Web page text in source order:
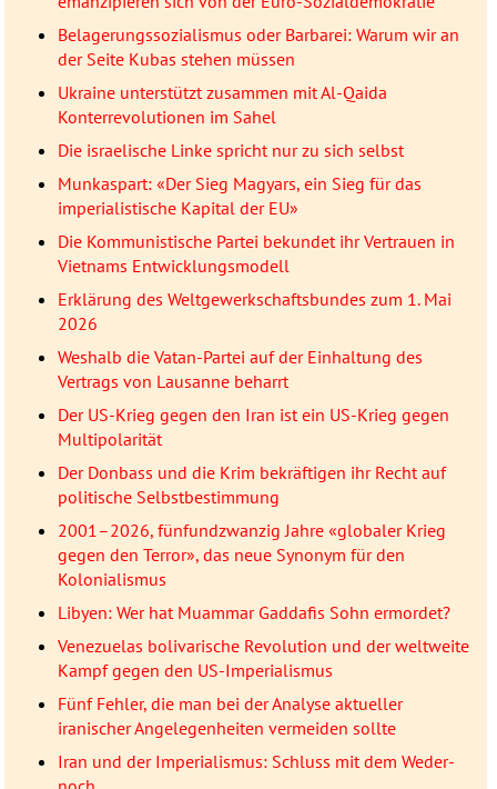
Belagerungssozialismus oder Barbarei: Warum wir an
der Seite Kubas stehen müssen
Ukraine unterstützt zusammen mit Al-Qaida
Konterrevolutionen im Sahel
Die israelische Linke spricht nur zu sich selbst
Munkaspart: «Der Sieg Magyars, ein Sieg für das
imperialistische Kapital der EU»
Die Kommunistische Partei bekundet ihr Vertrauen in
Vietnams Entwicklungsmodell
Erklärung des Weltgewerkschaftsbundes zum 1. Mai
2026
Weshalb die Vatan-Partei auf der Einhaltung des
Vertrags von Lausanne beharrt
Der US-Krieg gegen den Iran ist ein US-Krieg gegen
Multipolarität
Der Donbass und die Krim bekräftigen ihr Recht auf
politische Selbstbestimmung
2001–2026, fünfundzwanzig Jahre «globaler Krieg
gegen den Terror», das neue Synonym für den
Kolonialismus
Libyen: Wer hat Muammar Gaddafis Sohn ermordet?
Venezuelas bolivarische Revolution und der weltweite
Kampf gegen den US-Imperialismus
Fünf Fehler, die man bei der Analyse aktueller
iranischer Angelegenheiten vermeiden sollte
Iran und der Imperialismus: Schluss mit dem Weder-